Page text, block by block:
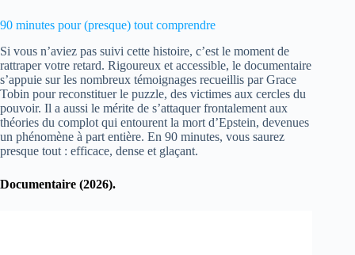
90 minutes pour (presque) tout comprendre
Si vous n’aviez pas suivi cette histoire, c’est le moment de
rattraper votre retard. Rigoureux et accessible, le documentaire
s’appuie sur les nombreux témoignages recueillis par Grace
Tobin pour reconstituer le puzzle, des victimes aux cercles du
pouvoir. Il a aussi le mérite de s’attaquer frontalement aux
théories du complot qui entourent la mort d’Epstein, devenues
un phénomène à part entière. En 90 minutes, vous saurez
presque tout : efficace, dense et glaçant.
Documentaire (2026).